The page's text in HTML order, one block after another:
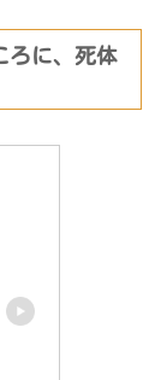
ろに、死体